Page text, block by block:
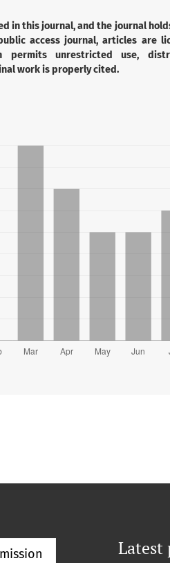
in this journal, and the journal
access journal, articles are
permits unrestricted use,
work is properly cited.
Latest